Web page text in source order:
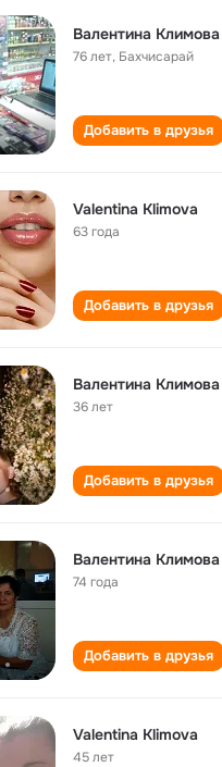
Валентина Климова
76 лет, Бахчисарай
Добавить в друзья
Valentina Klimova
63 года
Добавить в друзья
Валентина Климова
36 лет
Добавить в друзья
Валентина Климова
74 года
Добавить в друзья
Valentina Klimova
45 лет